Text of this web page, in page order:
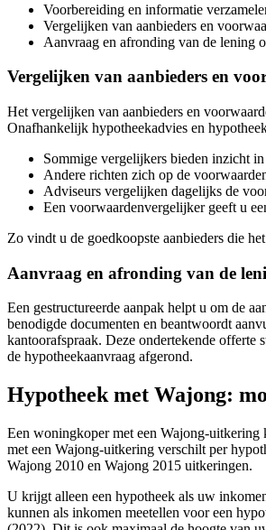
Voorbereiding en informatie
Vergelijken van aanbieders en
Aanvraag en afronding van de lening
Vergelijken van aanbieders en
Het vergelijken van aanbieders en
Onafhankelijk hypotheekadvies en
Sommige vergelijkers bieden inzicht
Andere richten zich op de
Adviseurs vergelijken dagelijks de
Een voorwaardenvergelijker geeft u
Zo vindt u de goedkoopste aanbieders die
Aanvraag en afronding van de
Een gestructureerde aanpak helpt u om de
benodigde documenten en beantwoordt
kantoorafspraak. Deze ondertekende offerte
de hypotheekaanvraag afgerond.
Hypotheek met Wajong:
Een woningkoper met een Wajong-uitkering
met een Wajong-uitkering verschilt per
Wajong 2010 en Wajong 2015 uitkeringen.
U krijgt alleen een hypotheek als uw
kunnen als inkomen meetellen voor een